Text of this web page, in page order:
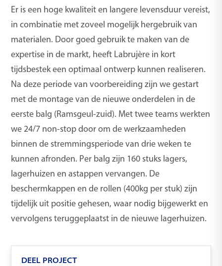
Er is een hoge kwaliteit en langere levensduur vereist,
in combinatie met zoveel mogelijk hergebruik van
materialen. Door goed gebruik te maken van de
experti­se in de markt, heeft Labrujère in kort
tijdsbestek een optimaal ontwerp kunnen realise­ren.
Na deze periode van voorbereiding zijn we gestart
met de montage van de nieuwe onderdelen in de
eerste balg (Ramsgeul-zuid). Met twee teams werkten
we 24/7 non-stop door om de werkzaamheden
binnen de stremmingsperiode van drie weken te
kunnen afronden. Per balg zijn 160 stuks lagers,
lagerhuizen en astappen vervangen. De
beschermkappen en de rollen (400kg per stuk) zijn
tijdelijk uit positie gehesen, waar nodig bijgewerkt en
vervolgens teruggeplaatst in de nieuwe lagerhuizen.
DEEL PROJECT